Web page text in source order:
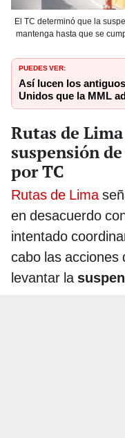
El TC determinó que la
mantenga hasta que se
PUEDES VER:
Así lucen los
Unidos que la MML
Rutas de
suspensión
por TC
Rutas de Lima
en desacuerdo
intentado
cabo las acciones
levantar la